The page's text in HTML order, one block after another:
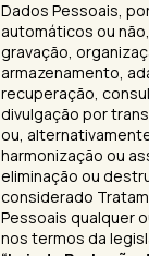
Dados Pessoais,
automáticos ou
gravação,
armazenamento,
recuperação,
divulgação por
ou,
harmonização ou
eliminação ou
considerado
Pessoais qualquer
nos termos da